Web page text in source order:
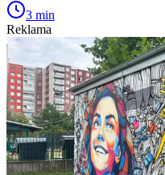
3 min
Reklama